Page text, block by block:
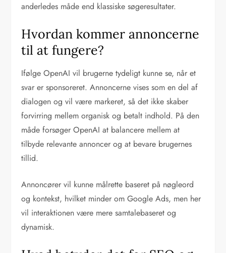
anderledes måde end klassiske søgeresultater.
Hvordan kommer annoncerne
til at fungere?
Ifølge OpenAI vil brugerne tydeligt kunne se, når et
svar er sponsoreret. Annoncerne vises som en del af
dialogen og vil være markeret, så det ikke skaber
forvirring mellem organisk og betalt indhold. På den
måde forsøger OpenAI at balancere mellem at
tilbyde relevante annoncer og at bevare brugernes
tillid.
Annoncører vil kunne målrette baseret på nøgleord
og kontekst, hvilket minder om Google Ads, men her
vil interaktionen være mere samtalebaseret og
dynamisk.